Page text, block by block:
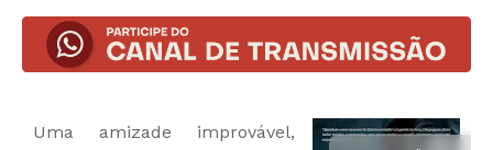
Uma amizade improvável,